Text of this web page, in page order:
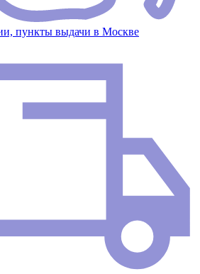
пункты выдачи в Москве